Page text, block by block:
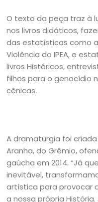
O texto da peça traz à
nos livros didáticos,
das estatísticas como
Violência do IPEA, e
livros Históricos,
filhos para o genocídio
cênicas.
A dramaturgia foi
Aranha, do Grêmio,
gaúcha em 2014. “Já
inevitável,
artística para provocar
a nossa própria